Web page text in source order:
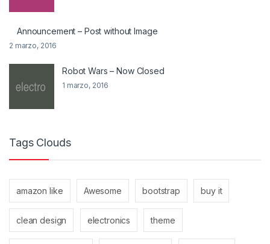
Announcement – Post without Image
2 marzo, 2016
Robot Wars – Now Closed
1 marzo, 2016
Tags Clouds
amazon like Awesome bootstrap buy it
clean design electronics theme